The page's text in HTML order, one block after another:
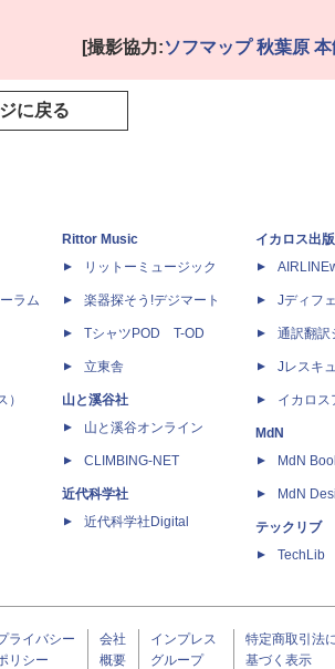
[撮影協力:ソフマップ 秋葉原
に戻る
ラム
Rittor Music
リットーミュージック
楽器探そう!デジマート
TシャツPOD T-OD
立東舎
山と溪谷社
山と溪谷オンライン
CLIMBING-NET
近代科学社
近代科学社Digital
イカロス出版
Jディフ
通訳翻訳
Jレスキ
イカロス
MdN
MdN
MdN
テックリブ
TechLib
ライバシー
リシー
会社
概要
インプレス
グループ
特定商取引法
基づく表示